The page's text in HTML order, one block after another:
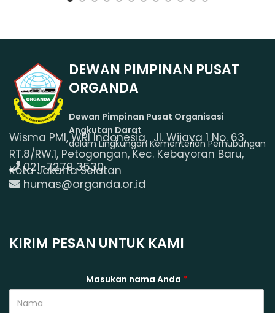
DEWAN PIMPINAN PUSAT
ORGANDA
Dewan Pimpinan Pusat Organisasi
Angkutan Darat
dalam Lingkungan Kementerian Perhubungan
Wisma PMI, WRI Indonesia, Jl. Wijaya 1 No. 63,
RT.8/RW.1, Petogongan, Kec. Kebayoran Baru,
Kota Jakarta Selatan
021-7279 3530
humas@organda.or.id
KIRIM PESAN UNTUK KAMI
Masukan nama Anda *